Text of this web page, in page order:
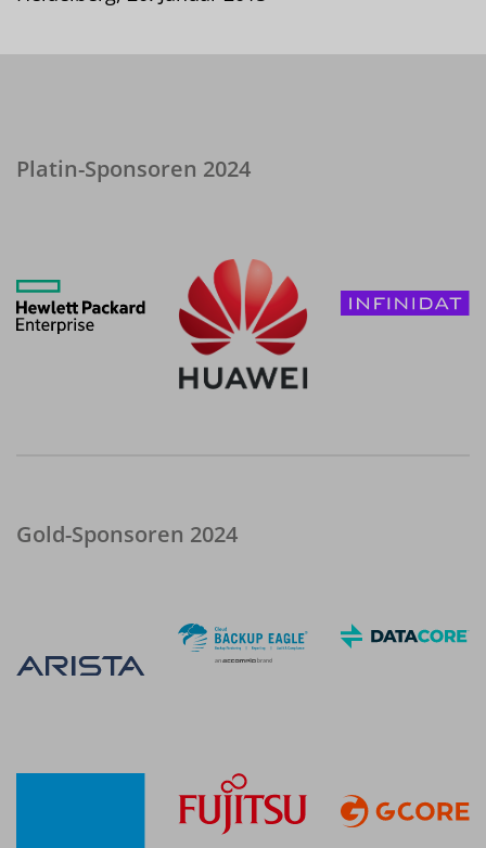
Platin-Sponsoren 2024
Gold-Sponsoren 2024